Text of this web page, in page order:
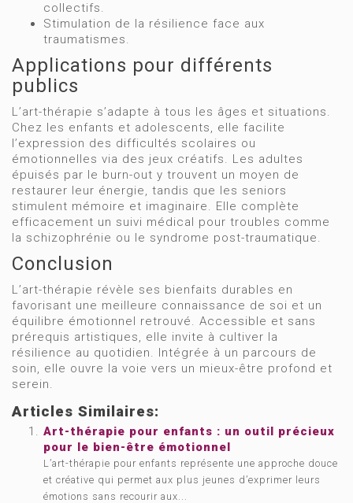
collectifs.
Stimulation de la résilience face aux
traumatismes.
Applications pour différents
publics
L’art-thérapie s’adapte à tous les âges et situations.
Chez les enfants et adolescents, elle facilite
l’expression des difficultés scolaires ou
émotionnelles via des jeux créatifs. Les adultes
épuisés par le burn-out y trouvent un moyen de
restaurer leur énergie, tandis que les seniors
stimulent mémoire et imaginaire. Elle complète
efficacement un suivi médical pour troubles comme
la schizophrénie ou le syndrome post-traumatique.
Conclusion
L’art-thérapie révèle ses bienfaits durables en
favorisant une meilleure connaissance de soi et un
équilibre émotionnel retrouvé. Accessible et sans
prérequis artistiques, elle invite à cultiver la
résilience au quotidien. Intégrée à un parcours de
soin, elle ouvre la voie vers un mieux-être profond et
serein.
Articles Similaires:
Art-thérapie pour enfants : un outil précieux
pour le bien-être émotionnel
L’art-thérapie pour enfants représente une approche douce
et créative qui permet aux plus jeunes d’exprimer leurs
émotions sans recourir aux...